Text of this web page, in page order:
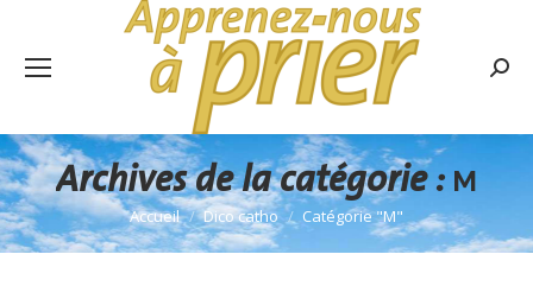
Archives de la catégorie :M
Vous êtes ici :
Accueil Dico catho Catégorie "M"